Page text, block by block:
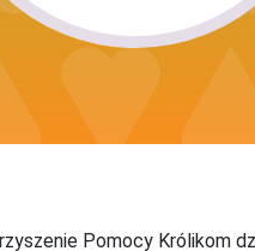
Pomocy Królikom